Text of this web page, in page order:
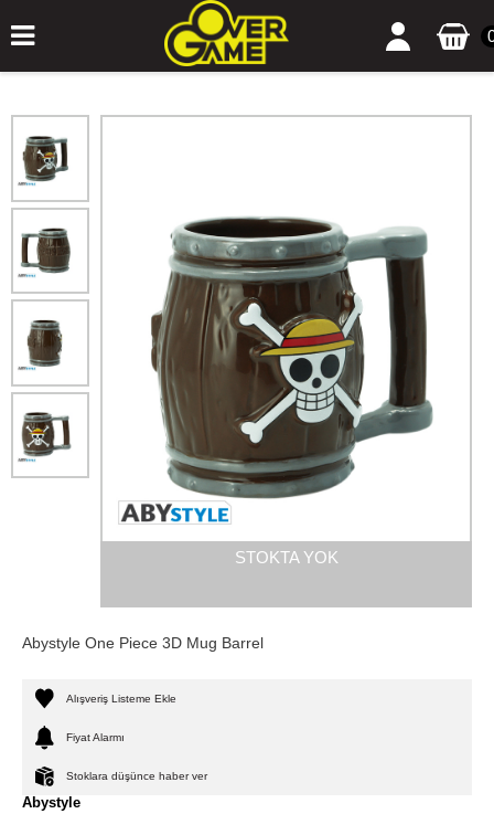
STOKTA YOK
Abystyle One Piece 3D Mug Barrel
Alışveriş Listeme Ekle
Fiyat Alarmı
Stoklara düşünce haber ver
Abystyle